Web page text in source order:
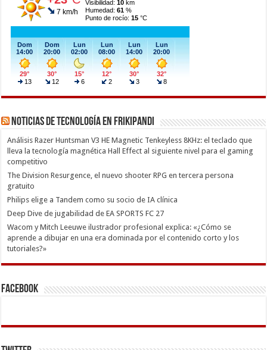
Noticias de Tecnología en Frikipandi
Análisis Razer Huntsman V3 HE Magnetic Tenkeyless 8KHz: el teclado que
lleva la tecnología magnética Hall Effect al siguiente nivel para el gaming
competitivo
The Division Resurgence, el nuevo shooter RPG en tercera persona
gratuito
Philips elige a Tandem como su socio de IA clínica
Deep Dive de jugabilidad de EA SPORTS FC 27
Wacom y Mitch Leeuwe ilustrador profesional explica: «¿Cómo se
aprende a dibujar en una era dominada por el contenido corto y los
tutoriales?»
Facebook